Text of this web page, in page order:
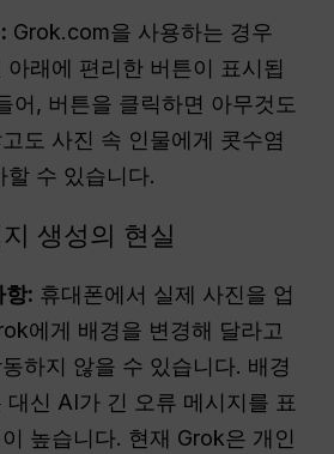
Grok.com을 사용하는 경우
아래에 편리한 버튼이 표시됩
어, 버튼을 클릭하면 아무것도
도 사진 속 인물에게 콧수염
할 수 있습니다.
생성의 현실
항: 휴대폰에서 실제 사진을 업
에게 배경을 변경해 달라고
하지 않을 수 있습니다. 배경
대신 AI가 긴 오류 메시지를 표
높습니다. 현재 Grok은 개인